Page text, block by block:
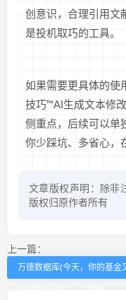
创意识，合理引用文
是投机取巧的工具。
如果需要更具体的使
技巧”“AI生成文本修
侧重点，后续可以单
你少踩坑、多省心，
文章版权声明：除非
版权归原作者所有
上一篇：
万德数据库(今天，你的基金